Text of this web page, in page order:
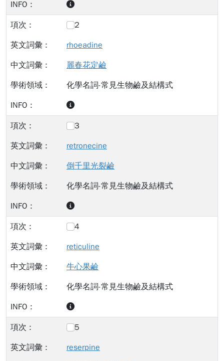
2
rhoeadine
麗春花定鹼
化學名詞-常見生物鹼及結構式
3
retronecine
倒千里光裂鹼
化學名詞-常見生物鹼及結構式
4
reticuline
牛心果鹼
化學名詞-常見生物鹼及結構式
5
reserpine